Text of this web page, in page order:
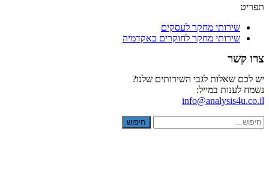
תפריט
שירותי מחקר לעסקים
שירותי מחקר לחוקרים באקדמיה
צרו קשר
יש לכם שאלות לגבי השירותים שלנו?
נשמח לענות במייל:
info@analysis4u.co.il
חיפוש